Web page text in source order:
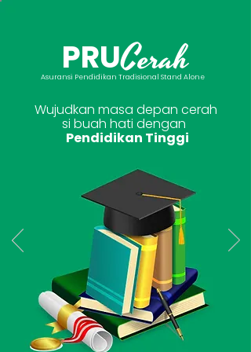
PRUCerah
Asuransi Pendidikan Tradisional Stand Alone
Wujudkan masa depan cerah
si buah hati dengan
Pendidikan Tinggi